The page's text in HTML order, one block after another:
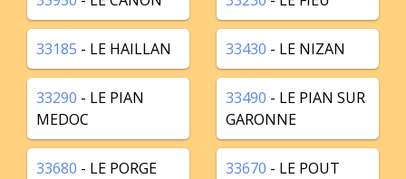
33185 - LE HAILLAN 33430 - LE NIZAN
33290 - LE PIAN
MEDOC
33490 - LE PIAN SUR
GARONNE
33680 - LE PORGE 33670 - LE POUT